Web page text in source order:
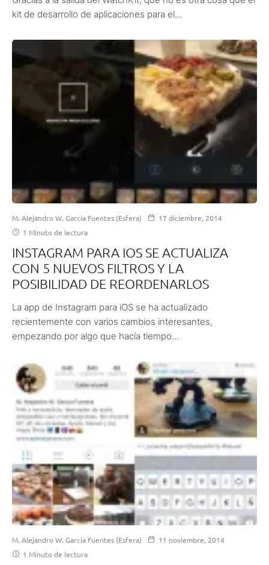
kit de desarrollo de aplicaciones para el...
M. Alejandro W. García Fuentes (Esfera)
17 diciembre, 2014
1 Minuto de lectura
INSTAGRAM PARA IOS SE ACTUALIZA
CON 5 NUEVOS FILTROS Y LA
POSIBILIDAD DE REORDENARLOS
La app de Instagram para iOS se ha actualizado
recientemente con varios cambios interesantes,
empezando por algo que hacía tiempo...
M. Alejandro W. García Fuentes (Esfera)
11 noviembre, 2014
1 Minuto de lectura